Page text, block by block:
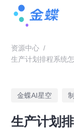
资源中心 /
生产计划排程系统
金蝶AI星空
生产计划